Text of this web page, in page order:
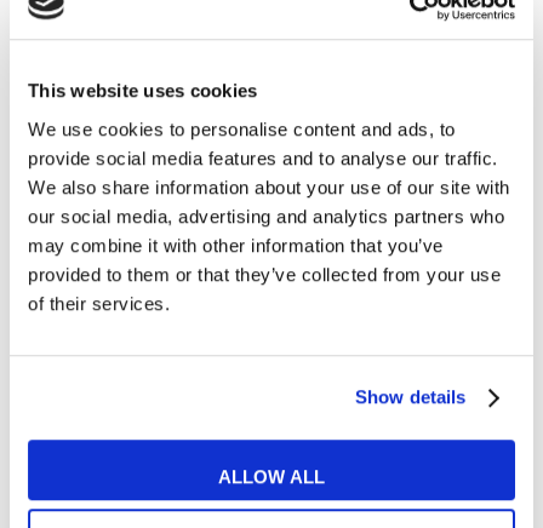
This website uses cookies
We use cookies to personalise content and ads, to
provide social media features and to analyse our traffic.
We also share information about your use of our site with
our social media, advertising and analytics partners who
may combine it with other information that you’ve
provided to them or that they’ve collected from your use
of their services.
Show details
ALLOW ALL
Cosa ti piace leggere?
Articoli dedicati alla grammatica inglese
Articoli dedicati a inglese nel mondo del lavoro
Articoli con tips e new sulla lingua inglese
Articoli divertenti su film e musica
In quanto di età superiore ai 16 anni, dichiaro di acconsentire
al trattamento dei miei dati personali in conformità
Desidero ricevere comunicazioni commerciali e promozionali
RICHIEDI INFORMAZIONI